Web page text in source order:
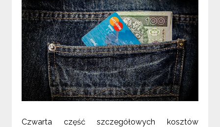
Czwarta część szczegółowych kosztów